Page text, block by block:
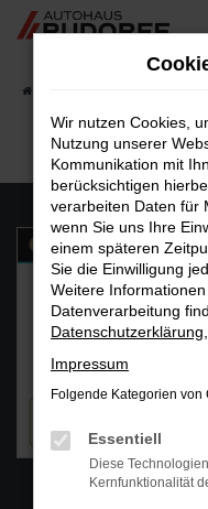
Zum
Wir nutzen Cookies,
Nutzung unserer
Kommunikation mit
berücksichtigen
verarbeiten Daten für
wenn Sie uns Ihre
einem späteren
Sie die Einwilligung
Weitere
Datenverarbeitung
Datenschutzerklärung
Impressum
Folgende Kategorien
Essentiell
Diese
Kernfunktionalität